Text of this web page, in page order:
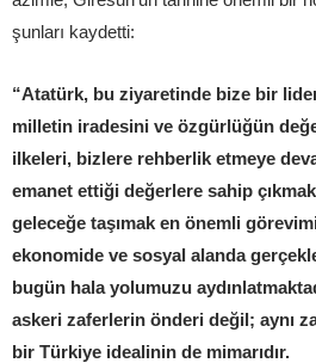
şunları kaydetti:
“Atatürk, bu ziyaretinde bize bir
milletin iradesini ve özgürlüğün
ilkeleri, bizlere rehberlik etmeye
emanet ettiği değerlere sahip
geleceğe taşımak en önemli
ekonomide ve sosyal alanda
bugün hala yolumuzu
askeri zaferlerin önderi değil; aynı
bir Türkiye idealinin de mimarıdır.